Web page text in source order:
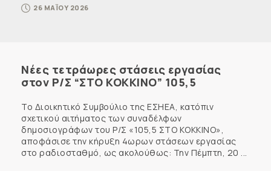
26 ΜΑΪΟΥ 2026
Νέες τετράωρες στάσεις εργασίας
στον Ρ/Σ “ΣΤΟ ΚΟΚΚΙΝΟ” 105,5
Το Διοικητικό Συμβούλιο της ΕΣΗΕΑ, κατόπιν
σχετικού αιτήματος των συναδέλφων
δημοσιογράφων του Ρ/Σ «105,5 ΣΤΟ ΚΟΚΚΙΝΟ»,
αποφάσισε την κήρυξη 4ωρων στάσεων εργασίας
στο ραδιοσταθμό, ως ακολούθως: Την Πέμπτη, 20 ...